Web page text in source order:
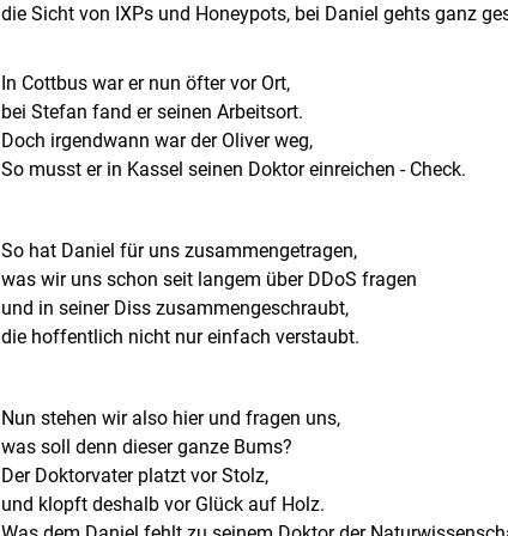
die Sicht von IXPs und Honeypots, bei Daniel gehts ganz
In Cottbus war er nun öfter vor Ort,
bei Stefan fand er seinen Arbeitsort.
Doch irgendwann war der Oliver weg,
So musst er in Kassel seinen Doktor einreichen - Check.
So hat Daniel für uns zusammengetragen,
was wir uns schon seit langem über DDoS fragen
und in seiner Diss zusammengeschraubt,
die hoffentlich nicht nur einfach verstaubt.
Nun stehen wir also hier und fragen uns,
was soll denn dieser ganze Bums?
Der Doktorvater platzt vor Stolz,
und klopft deshalb vor Glück auf Holz.